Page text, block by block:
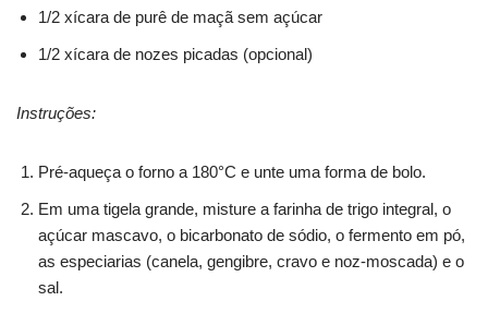
1/2 xícara de purê de maçã sem açúcar
1/2 xícara de nozes picadas (opcional)
Instruções:
Pré-aqueça o forno a 180°C e unte uma forma de bolo.
Em uma tigela grande, misture a farinha de trigo integral, o
açúcar mascavo, o bicarbonato de sódio, o fermento em pó,
as especiarias (canela, gengibre, cravo e noz-moscada) e o
sal.